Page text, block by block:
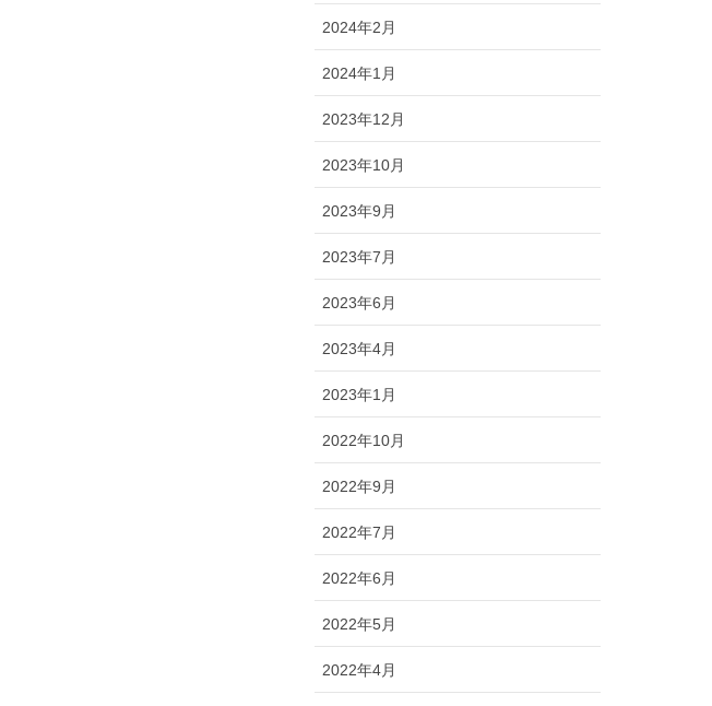
2024年2月
2024年1月
2023年12月
2023年10月
2023年9月
2023年7月
2023年6月
2023年4月
2023年1月
2022年10月
2022年9月
2022年7月
2022年6月
2022年5月
2022年4月